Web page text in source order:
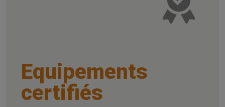
Equipements
certifiés